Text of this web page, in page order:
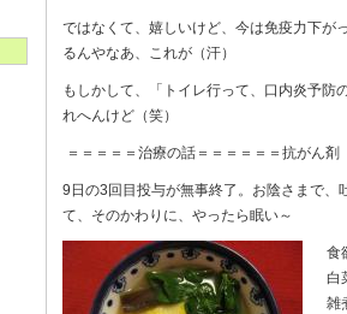
ではなくて、嬉しいけど、今は免疫力下が
るんやなあ、これが（汗）
もしかして、「トイレ行って、口内炎予防
れへんけど（笑）
＝＝＝＝＝治療の話＝＝＝＝＝＝抗がん
9日の3回目投与が無事終了。お陰さまで、
て、そのかわりに、やったら眠い～
食
白
雑